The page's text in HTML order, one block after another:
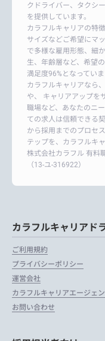
クドライバー、タクシ
を提供しています。
カラフルキャリアの特
サイズなどご希望にマ
で多様な雇用形態、細
生、年齢層など、希望
満足度96%となっていま
カラフルキャリアなら
や、 キャリアアップを
職場など、あなたのニ
ての求人は信頼できる
から採用までのプロセ
テップを、カラフルキ
株式会社カラフル 有料
（13-ユ-316922）
カラフルキャリアド
ご利用規約
プライバシーポリシー
運営会社
カラフルキャリアエージェ
お問い合わせ